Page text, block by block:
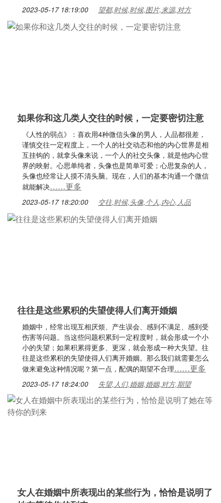
2023-05-17 18:19:00 望都,时候,时候,图片,来源,对方
如果你和这几类人交往的时候，一定要密切注意
《人性的弱点》：喜欢用4种微信头像的男人，人品都很差，
谨慎交往一定程度上，一个人的社交动态和他的内心世界是相
互挂钩的，就拿头像来说，一个人的社交头像，就是他内心世
界的映射。心思单纯者，头像也是简单可爱；心思复杂的人，
头像也经常让人摸不清头脑。现在，人们的基本沟通一个微信
就能解决……更多
2023-05-17 18:20:00 交往,时候,头像,个人,内心,人品
往往是这些累积的失望使得人们离开婚姻
婚姻中，经常出现互相厌烦、产生误会、感到不满足、感到受
伤害等问题。当这些问题积累到一定程度时，就会形成一个小
小的失望；如果积累得更多、更深，就会形成一种大失望。往
往是这些累积的失望使得人们离开婚姻。那么我们就需要怎么
做来避免这种情况呢？第一点，配偶的期望不合理……更多
2023-05-17 18:24:00 失望,人们,婚姻,婚姻,对方,期望
女人在婚姻中所表现出的某些行为，恰恰是说明了